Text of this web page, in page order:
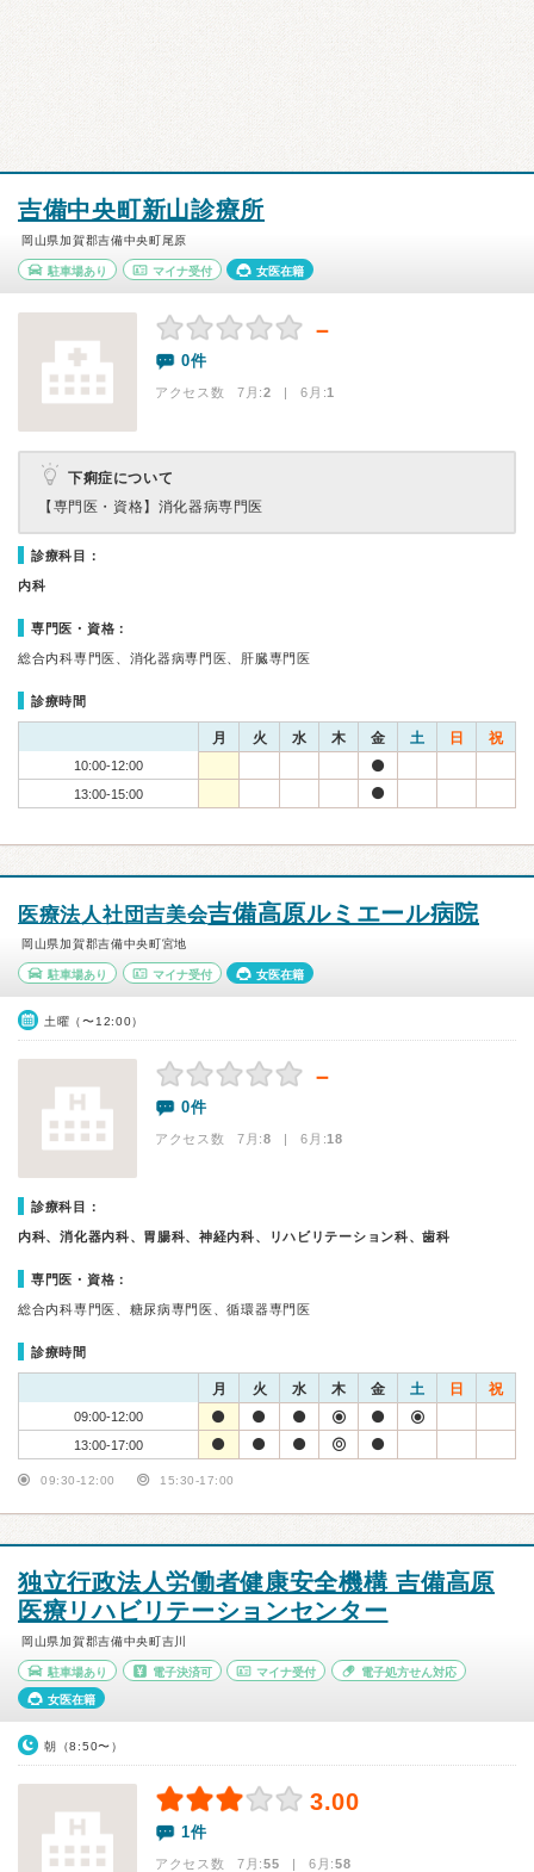
吉備中央町新山診療所
岡山県加賀郡吉備中央町尾原
駐車場あり マイナ受付 女医在籍
－
0件
アクセス数 7月:2 | 6月:1
下痢症について
【専門医・資格】 消化器病専門医
診療科目：
内科
専門医・資格：
総合内科専門医、消化器病専門医、肝臓専門医
診療時間
月 火 水 木 金 土 日 祝
10:00-12:00
13:00-15:00
医療法人社団吉美会吉備高原ルミエール病院
岡山県加賀郡吉備中央町宮地
駐車場あり マイナ受付 女医在籍
土曜（〜12:00）
－
0件
アクセス数 7月:8 | 6月:18
診療科目：
内科、消化器内科、胃腸科、神経内科、リハビリテーション科、歯科
専門医・資格：
総合内科専門医、糖尿病専門医、循環器専門医
診療時間
月 火 水 木 金 土 日 祝
09:00-12:00
13:00-17:00
09:30-12:00 15:30-17:00
独立行政法人労働者健康安全機構 吉備高原
医療リハビリテーションセンター
岡山県加賀郡吉備中央町吉川
駐車場あり 電子決済可 マイナ受付 電子処方せん対応
女医在籍
朝（8:50〜）
3.00
1件
アクセス数 7月:55 | 6月:58